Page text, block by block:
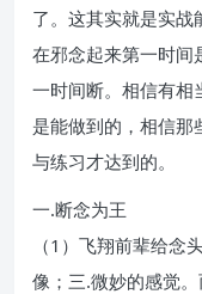
了。这其实就是实战
在邪念起来第一时间
一时间断。相信有相
是能做到的，相信那
与练习才达到的。
一.断念为王
（1）飞翔前辈给念
像；三.微妙的感觉